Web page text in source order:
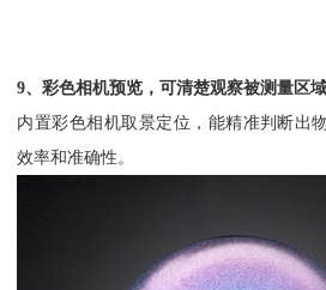
9、彩色相机预览，可清楚观察被测量区域
内置彩色相机取景定位，能精准判断出
效率和准确性。